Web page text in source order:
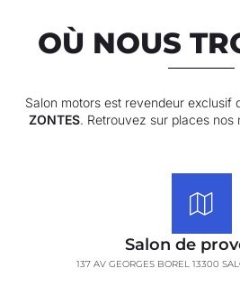
OÙ NOUS
Salon motors est revendeur exclusif
ZONTES. Retrouvez sur places nos
Salon de
137 AV GEORGES BOREL 13300